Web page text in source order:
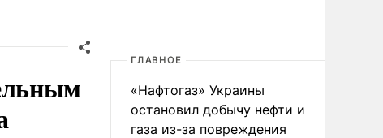
ГЛАВНОЕ
«Нафтогаз» Украины
остановил добычу нефти и
газа из-за повреждения